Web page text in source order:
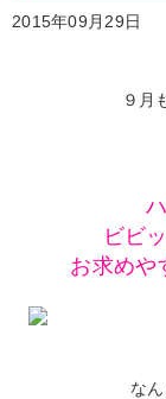
2015年09月29日
９月
ビビ
お求めや
な